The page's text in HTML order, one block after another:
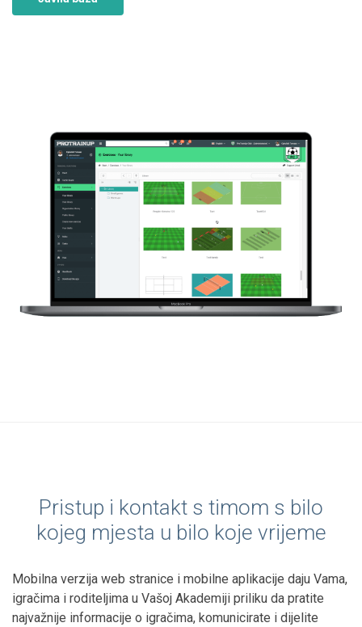
Pristup i kontakt s timom s bilo
kojeg mjesta u bilo koje vrijeme
Mobilna verzija web stranice i mobilne aplikacije daju Vama,
igračima i roditeljima u Vašoj Akademiji priliku da pratite
najvažnije informacije o igračima, komunicirate i dijelite